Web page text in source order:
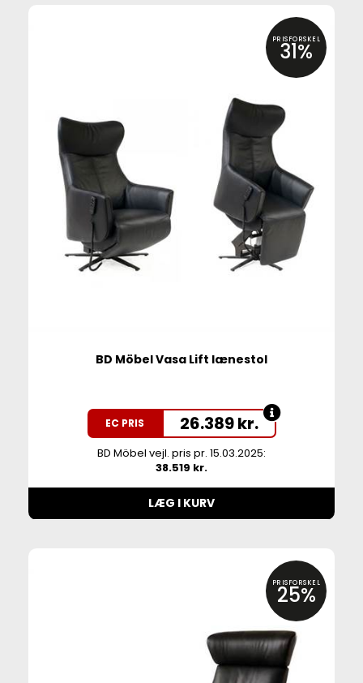
PRISFORSKEL
31%
BD Möbel Vasa Lift lænestol
EC PRIS 26.389kr.
BD Möbel vejl. pris pr. 15.03.2025:
38.519 kr.
LÆG I KURV
PRISFORSKEL
25%